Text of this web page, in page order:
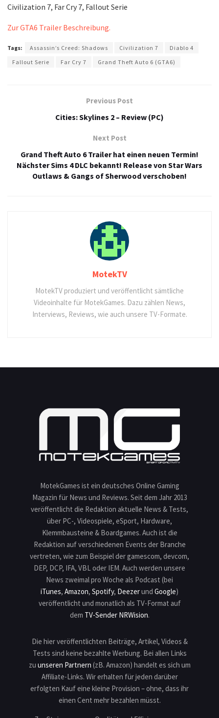
Civilization 7, Far Cry 7, Fallout Serie
Zur GTA6 Trailer Beschreibung.
Tags: Assassin’s Creed: Shadows Civilization 7
Diablo 4
Fallout Serie
Far Cry 7 Grand Theft Auto 6 (GTA6)
Previous Post
Cities: Skylines 2 – Review (PC)
Next Post
Grand Theft Auto 6 Trailer hat einen neuen Termin!
Nächster Sims 4 DLC bekannt! Release von Star Wars
Outlaws & Gangs of Sherwood verschoben!
MotekTV
MotekTV produziert und veröffentlicht sämtliche
Videoinhalte für MotekGames. Dazu zählen News,
Interviews, Reviews, wie auch unsere TV-Formate.
MotekGames ist ein deutsches Online Gaming
Magazin für News und Reviews. Seit dem Jahr 2013
veröffentlicht die Redaktion aktuelle News & Tests,
über PC-, Videospiele, eSport, Hardware,
Klemmbausteine & Boardgames. Auch ist die
Redaktion auf verschiedenen Events der Branche
vertreten, wie zum Beispiel der gamescom, devcom,
DEP, DCP, IFA, VBL oder IEM. Auch werden unsere
News zweimal pro Woche als Podcast (bei
iTunes, Amazon, Spotify, Deezerund Google)
veröffentlicht und monatlich als TV-Format auf
dem TV-Sender NRWision.
Die hier veröffentlichten Beiträge, Artikel, Videos &
Tests sind keine bezahlte Werbung. Bei allen Links
zu unseren Partnern (zB. Amazon) handelt es sich um
Affiliate-Links. Wir erhalten für jeden darüber
erfolgten Kauf eine kleine Provision – ohne, dass ihr
einen Cent mehr bezahlen müsst.